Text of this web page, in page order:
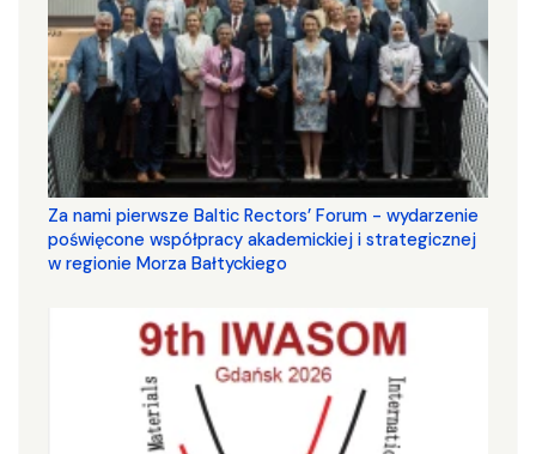
Za nami pierwsze Baltic Rectors’ Forum - wydarzenie
poświęcone współpracy akademickiej i strategicznej
w regionie Morza Bałtyckiego